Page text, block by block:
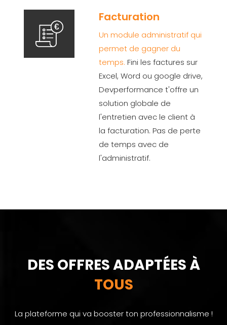
Facturation
Un module administratif qui
permet de gagner du
temps. Fini les factures sur
Excel, Word ou google drive,
Devperformance t'offre un
solution globale de
l'entretien avec le client à
la facturation. Pas de perte
de temps avec de
l'administratif.
DES OFFRES ADAPTÉES À
TOUS
La plateforme qui va booster ton professionnalisme !